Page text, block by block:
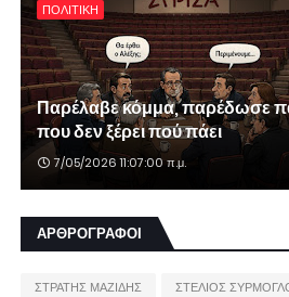
ΠΟΛΙΤΙΚΗ
Παρέλαβε κόμμα, παρέδωσε
που δεν ξέρει πού πάει
7/05/2026 11:07:00 π.μ.
ΑΡΘΡΟΓΡΑΦΟΙ
ΣΤΡΑΤΗΣ ΜΑΖΙΔΗΣ
ΣΤΕΛΙΟΣ